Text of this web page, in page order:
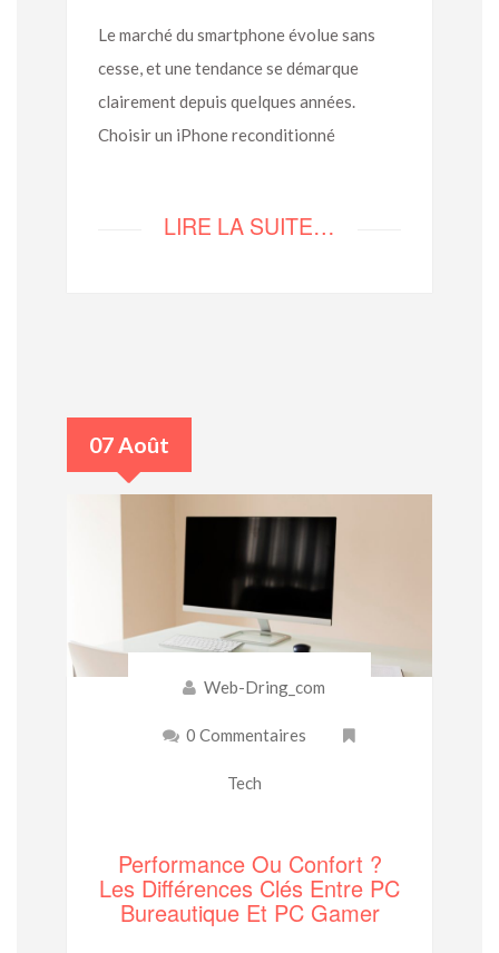
Le marché du smartphone évolue sans
cesse, et une tendance se démarque
clairement depuis quelques années.
Choisir un iPhone reconditionné
LIRE LA SUITE…
07 Août
Web-Dring_com
0 Commentaires
Tech
Performance Ou Confort ?
Les Différences Clés Entre PC
Bureautique Et PC Gamer